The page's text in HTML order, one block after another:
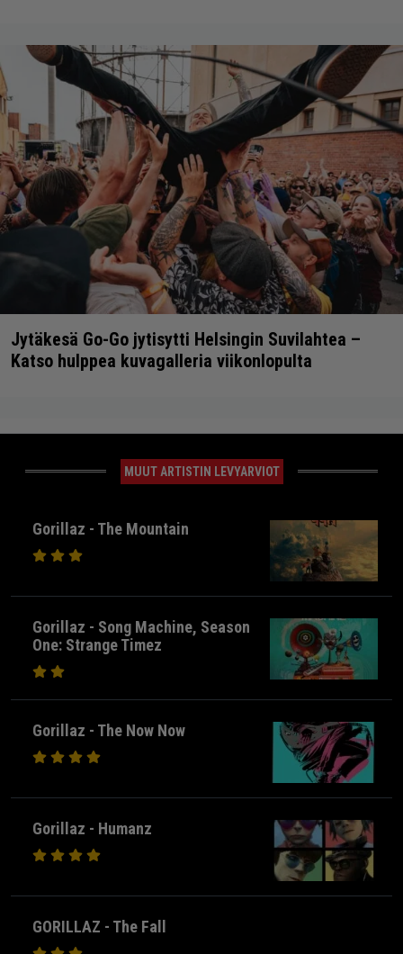
Jytäkesä Go-Go jytisytti Helsingin Suvilahtea –
Katso hulppea kuvagalleria viikonlopulta
MUUT ARTISTIN LEVYARVIOT
Gorillaz - The Mountain
Gorillaz - Song Machine, Season
One: Strange Timez
Gorillaz - The Now Now
Gorillaz - Humanz
GORILLAZ - The Fall